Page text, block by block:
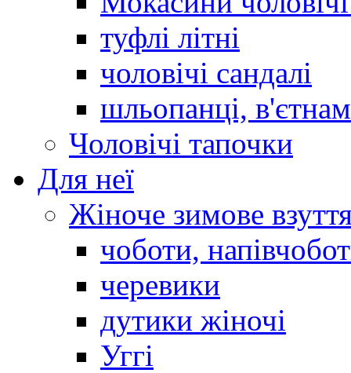
туфлі літні
чоловічі сандалі
шльопанці,
Чоловічі тапочки
Для неї
Жіноче зимове
чоботи,
черевики
дутики жіночі
Уггі